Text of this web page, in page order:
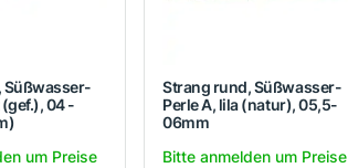
Süßwasser-
04 -
um Preise
Strang rund, Süßwasser-
Perle A, lila (natur), 05,5-
06mm
Bitte anmelden um Preise